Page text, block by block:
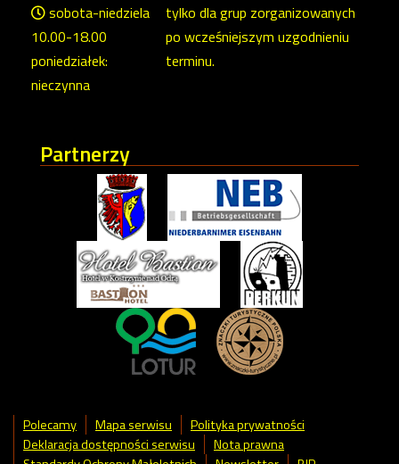
sobota-niedziela
10.00-18.00
poniedziałek:
nieczynna
tylko dla grup zorganizowanych
po wcześniejszym uzgodnieniu
terminu.
Partnerzy
Polecamy Mapa serwisu
Polityka prywatności
Deklaracja dostępności serwisu
Nota prawna